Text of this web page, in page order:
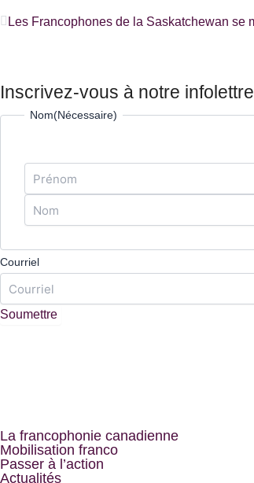
Précédent
Inscrivez-vous à notre infolettre
Nom(Nécessaire)
Prénom
Nom
Courriel
La francophonie canadienne
Mobilisation franco
Passer à l’action
Actualités